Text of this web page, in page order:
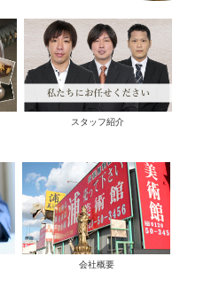
スタッフ紹介
会社概要